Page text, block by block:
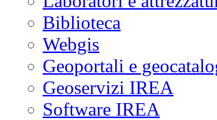
Biblioteca
Webgis
Geoportali e
Geoservizi IREA
Software IREA